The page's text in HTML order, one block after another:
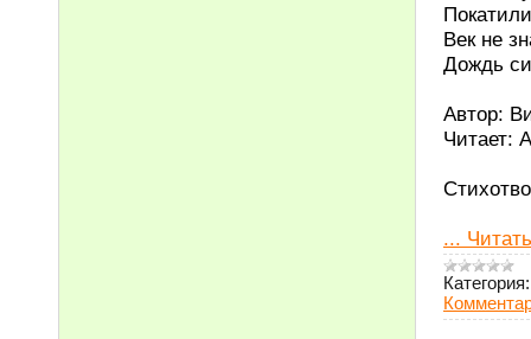
Век не
Дождь
Автор:
Читает:
...
Категория: